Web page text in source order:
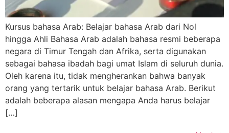
Kursus bahasa Arab: Belajar bahasa Arab dari Nol
hingga Ahli Bahasa Arab adalah bahasa resmi beberapa
negara di Timur Tengah dan Afrika, serta digunakan
sebagai bahasa ibadah bagi umat Islam di seluruh dunia.
Oleh karena itu, tidak mengherankan bahwa banyak
orang yang tertarik untuk belajar bahasa Arab. Berikut
adalah beberapa alasan mengapa Anda harus belajar
[…]